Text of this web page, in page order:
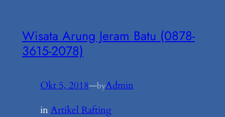
Wisata Arung Jeram Batu (0878-
3615-2078)
Okt 5, 2018—byAdmin
inArtikel Rafting